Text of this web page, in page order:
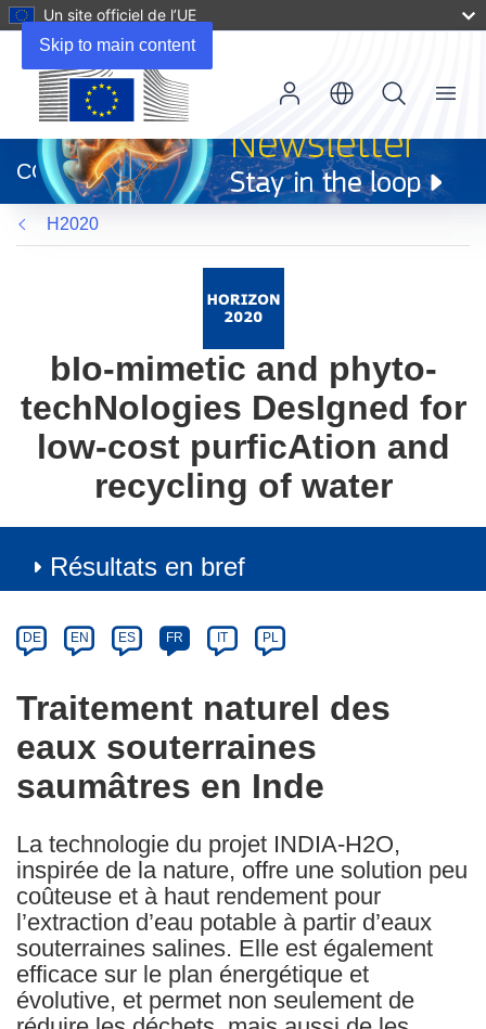
Skip to main content
Un site officiel de l’UE
dans
une
nouvelle
fenêtre)
CORDIS
Menu
H2020
bIo-mimetic and phyto-
techNologies DesIgned for
low-cost purficAtion and
recycling of water
Résultats en bref
Category
Article
available
following
languages:
DE EN ES FR IT PL
Traitement naturel des
eaux souterraines
saumâtres en Inde
La technologie du projet INDIA-H2O,
inspirée de la nature, offre une solution peu
coûteuse et à haut rendement pour
l’extraction d’eau potable à partir d’eaux
souterraines salines. Elle est également
efficace sur le plan énergétique et
évolutive, et permet non seulement de